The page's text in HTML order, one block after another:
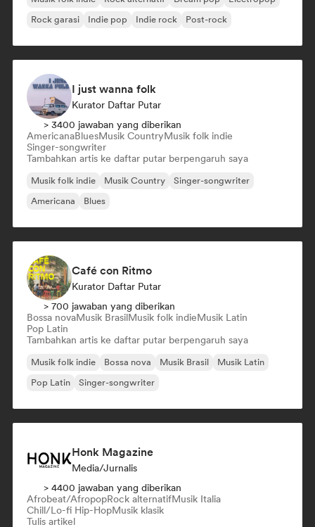
Rock garasi
Indie pop Indie rock Post-rock
I just wanna folk
Kurator Daftar Putar
> 3400 jawaban yang diberikan
AmericanaBluesMusik CountryMusik folk indie
Singer-songwriter
Tambahkan artis ke daftar putar berpengaruh saya
Musik folk indie Musik Country
Singer-songwriter
Americana
Blues
Café con Ritmo
Kurator Daftar Putar
> 700 jawaban yang diberikan
Bossa novaMusik BrasilMusik folk indieMusik Latin
Pop Latin
Tambahkan artis ke daftar putar berpengaruh saya
Musik folk indie Bossa nova Musik Brasil
Musik Latin
Pop Latin
Singer-songwriter
Honk Magazine
Media/Jurnalis
> 4400 jawaban yang diberikan
Afrobeat/AfropopRock alternatifMusik Italia
Chill/Lo-fi Hip-HopMusik klasik
Tulis artikel